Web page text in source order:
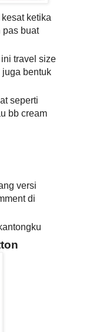
ketika
pas buat
travel size
bentuk
seperti
bb cream
versi
di